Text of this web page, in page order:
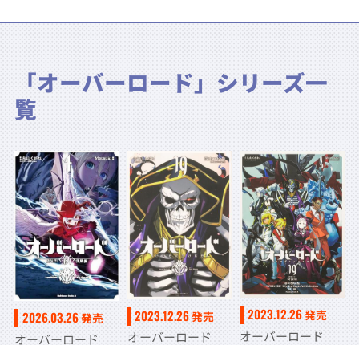
「オーバーロード」シリーズ一
覧
2026.03.26発売
オーバーロード
2023.12.26発売
オーバーロード
2023.12.26発売
オーバーロード